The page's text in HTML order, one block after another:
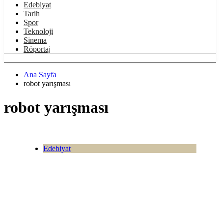
Edebiyat
Tarih
Spor
Teknoloji
Sinema
Röportaj
Ana Sayfa
robot yarışması
robot yarışması
Edebiyat